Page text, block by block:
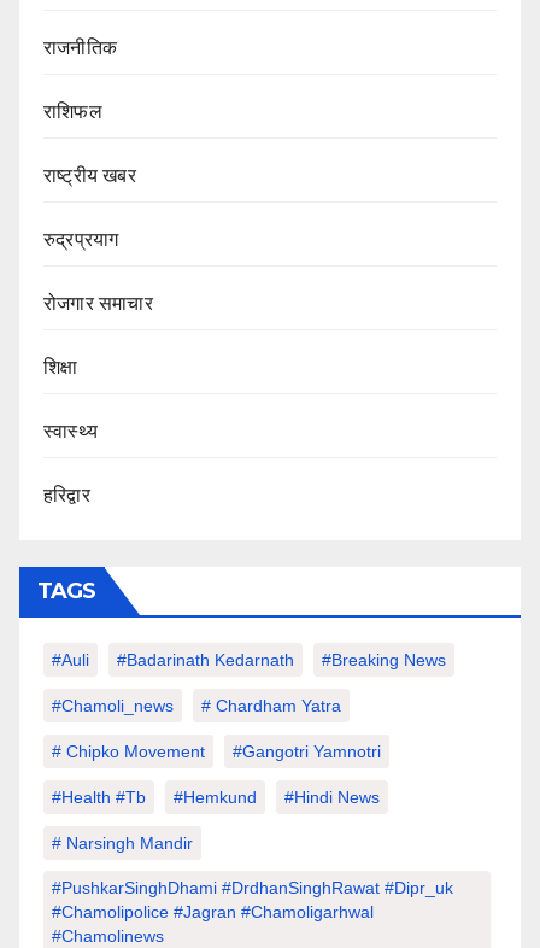
राजनीतिक
राशिफल
राष्ट्रीय खबर
रुद्रप्रयाग
रोजगार समाचार
शिक्षा
स्वास्थ्य
हरिद्वार
TAGS
#auli #Badarinath Kedarnath #Breaking News
#chamoli_news # Chardham Yatra
# Chipko Movement #Gangotri Yamnotri
#Health #tb #hemkund #hindi News
# Narsingh Mandir
#PushkarSinghDhami #drdhanSinghRawat #dipr_uk
#chamolipolice #Jagran #chamoligarhwal
#chamolinews